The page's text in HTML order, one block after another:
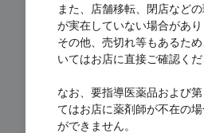
Loading...
また、店舗移転、閉店など
が実在していない場合があり
その他、売切れ等もあるた
いてはお店に直接ご確認くだ
なお、要指導医薬品および
てはお店に薬剤師が不在の
ができません。